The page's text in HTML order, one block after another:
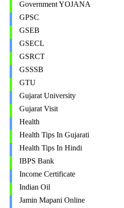
Government YOJANA
GPSC
GSEB
GSECL
GSRCT
GSSSB
GTU
Gujarat University
Gujarat Visit
Health
Health Tips In Gujarati
Health Tips In Hindi
IBPS Bank
Income Certificate
Indian Oil
Jamin Mapani Online